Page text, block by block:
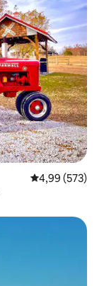
Évaluation
4,99 (573)